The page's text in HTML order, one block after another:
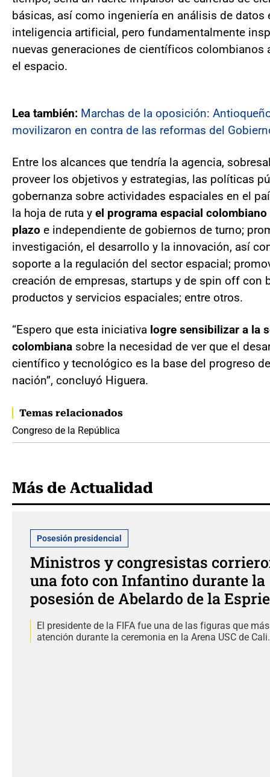
básicas, así como ingeniería en análisis de datos
inteligencia artificial, pero fundamentalmente
nuevas generaciones de científicos colombianos
el espacio.
Lea también: Marchas de la oposición:
movilizaron en contra de las reformas del
Entre los alcances que tendría la agencia,
proveer los objetivos y estrategias, las políticas
gobernanza sobre actividades espaciales en el
la hoja de ruta y el programa espacial colombiano
plazo e independiente de gobiernos de turno;
investigación, el desarrollo y la innovación, así
soporte a la regulación del sector espacial;
creación de empresas, startups y de spin off con
productos y servicios espaciales; entre otros.
“Espero que esta iniciativa logre sensibilizar a la
colombiana sobre la necesidad de ver que el
científico y tecnológico es la base del progreso
nación”, concluyó Higuera.
Temas relacionados
Congreso de la República
Más de Actualidad
Posesión presidencial
Ministros y congresistas
una foto con Infantino durante la
posesión de Abelardo de la
El presidente de la FIFA fue una de las figuras que
atención durante la ceremonia en la Arena USC de Cali.